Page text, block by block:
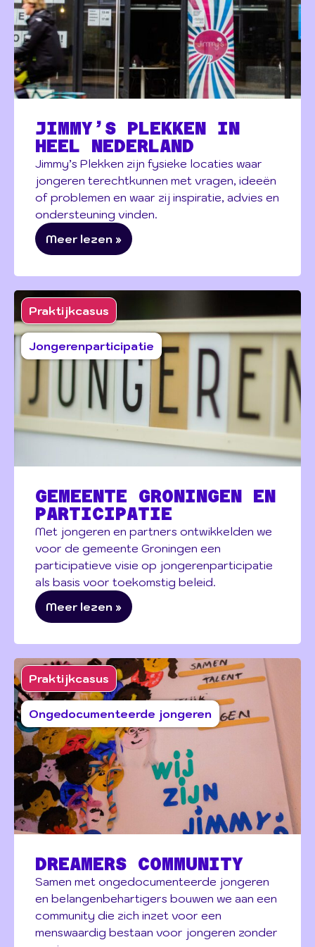
JIMMY’S PLEKKEN IN
HEEL NEDERLAND
Jimmy’s Plekken zijn fysieke locaties waar
jongeren terechtkunnen met vragen, ideeën
of problemen en waar zij inspiratie, advies en
ondersteuning vinden.
Meer lezen »
Praktijkcasus
Jongerenparticipatie
GEMEENTE GRONINGEN EN
PARTICIPATIE
Met jongeren en partners ontwikkelden we
voor de gemeente Groningen een
participatieve visie op jongerenparticipatie
als basis voor toekomstig beleid.
Meer lezen »
Praktijkcasus
Ongedocumenteerde jongeren
DREAMERS COMMUNITY
Samen met ongedocumenteerde jongeren
en belangenbehartigers bouwen we aan een
community die zich inzet voor een
menswaardig bestaan voor jongeren zonder